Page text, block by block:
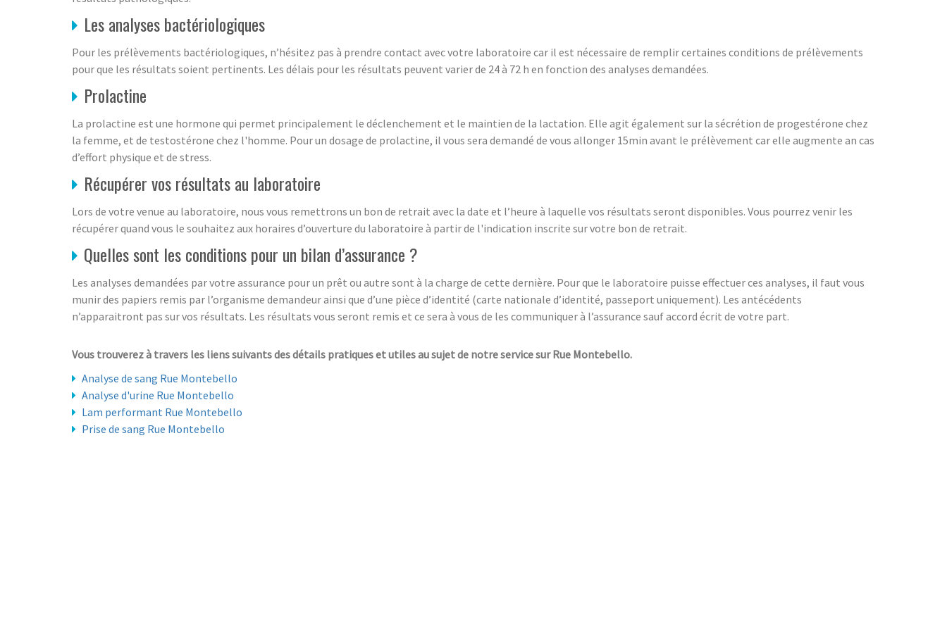
Les analyses bactériologiques
Pour les prélèvements bactériologiques, n’hésitez pas à prendre contact avec votre laboratoire car il est nécessaire de remplir certaines conditions de prélèvements
pour que les résultats soient pertinents. Les délais pour les résultats peuvent varier de 24 à 72 h en fonction des analyses demandées.
Prolactine
La prolactine est une hormone qui permet principalement le déclenchement et le maintien de la lactation. Elle agit également sur la sécrétion de progestérone chez
la femme, et de testostérone chez l'homme. Pour un dosage de prolactine, il vous sera demandé de vous allonger 15min avant le prélèvement car elle augmente an cas
d’effort physique et de stress.
Récupérer vos résultats au laboratoire
Lors de votre venue au laboratoire, nous vous remettrons un bon de retrait avec la date et l’heure à laquelle vos résultats seront disponibles. Vous pourrez venir les
récupérer quand vous le souhaitez aux horaires d’ouverture du laboratoire à partir de l'indication inscrite sur votre bon de retrait.
Quelles sont les conditions pour un bilan d’assurance ?
Les analyses demandées par votre assurance pour un prêt ou autre sont à la charge de cette dernière. Pour que le laboratoire puisse effectuer ces analyses, il faut vous
munir des papiers remis par l’organisme demandeur ainsi que d’une pièce d’identité (carte nationale d’identité, passeport uniquement). Les antécédents
n’apparaitront pas sur vos résultats. Les résultats vous seront remis et ce sera à vous de les communiquer à l’assurance sauf accord écrit de votre part.
Vous trouverez à travers les liens suivants des détails pratiques et utiles au sujet de notre service sur Rue Montebello.
Analyse de sang Rue Montebello
Analyse d'urine Rue Montebello
Lam performant Rue Montebello
Prise de sang Rue Montebello